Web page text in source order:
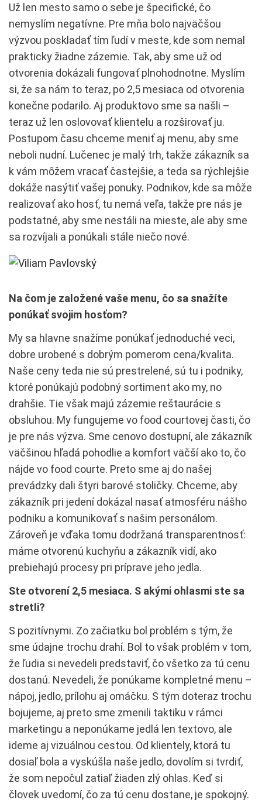
Už len mesto samo o sebe je špecifické, čo
nemyslím negatívne. Pre mňa bolo najväčšou
výzvou poskladať tím ľudí v meste, kde som nemal
prakticky žiadne zázemie. Tak, aby sme už od
otvorenia dokázali fungovať plnohodnotne. Myslím
si, že sa nám to teraz, po 2,5 mesiaca od otvorenia
konečne podarilo. Aj produktovo sme sa našli –
teraz už len oslovovať klientelu a rozširovať ju.
Postupom času chceme meniť aj menu, aby sme
neboli nudní. Lučenec je malý trh, takže zákazník sa
k vám môžem vracať častejšie, a teda sa rýchlejšie
dokáže nasýtiť vašej ponuky. Podnikov, kde sa môže
realizovať ako hosť, tu nemá veľa, takže pre nás je
podstatné, aby sme nestáli na mieste, ale aby sme
sa rozvíjali a ponúkali stále niečo nové.
Na čom je založené vaše menu, čo sa snažíte
ponúkať svojim hosťom?
My sa hlavne snažíme ponúkať jednoduché veci,
dobre urobené s dobrým pomerom cena/kvalita.
Naše ceny teda nie sú prestrelené, sú tu i podniky,
ktoré ponúkajú podobný sortiment ako my, no
drahšie. Tie však majú zázemie reštaurácie s
obsluhou. My fungujeme vo food courtovej časti, čo
je pre nás výzva. Sme cenovo dostupní, ale zákazník
väčšinou hľadá pohodlie a komfort väčší ako to, čo
nájde vo food courte. Preto sme aj do našej
prevádzky dali štyri barové stoličky. Chceme, aby
zákazník pri jedení dokázal nasať atmosféru nášho
podniku a komunikovať s našim personálom.
Zároveň je vďaka tomu dodržaná transparentnosť:
máme otvorenú kuchyňu a zákazník vidí, ako
prebiehajú procesy pri príprave jeho jedla.
Ste otvorení 2,5 mesiaca. S akými ohlasmi ste sa
stretli?
S pozitívnymi. Zo začiatku bol problém s tým, že
sme údajne trochu drahí. Bol to však problém v tom,
že ľudia si nevedeli predstaviť, čo všetko za tú cenu
dostanú. Nevedeli, že ponúkame kompletné menu –
nápoj, jedlo, prílohu aj omáčku. S tým doteraz trochu
bojujeme, aj preto sme zmenili taktiku v rámci
marketingu a neponúkame jedlá len textovo, ale
ideme aj vizuálnou cestou. Od klientely, ktorá tu
dosiaľ bola a vyskúšla naše jedlo, dovolím si tvrdiť,
že som nepočul zatiaľ žiaden zlý ohlas. Keď si
človek uvedomí, čo za tú cenu dostane, je spokojný.